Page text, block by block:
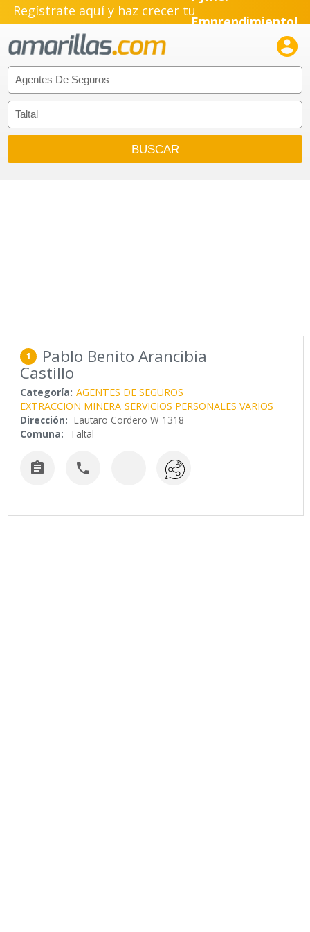
Regístrate aquí y haz crecer tuEmprendimiento!

1 Pablo Benito Arancibia
Castillo
Categoría: AGENTES DE SEGUROS
EXTRACCION MINERA SERVICIOS PERSONALES VARIOS
Dirección: Lautaro Cordero W 1318
Comuna: Taltal
 